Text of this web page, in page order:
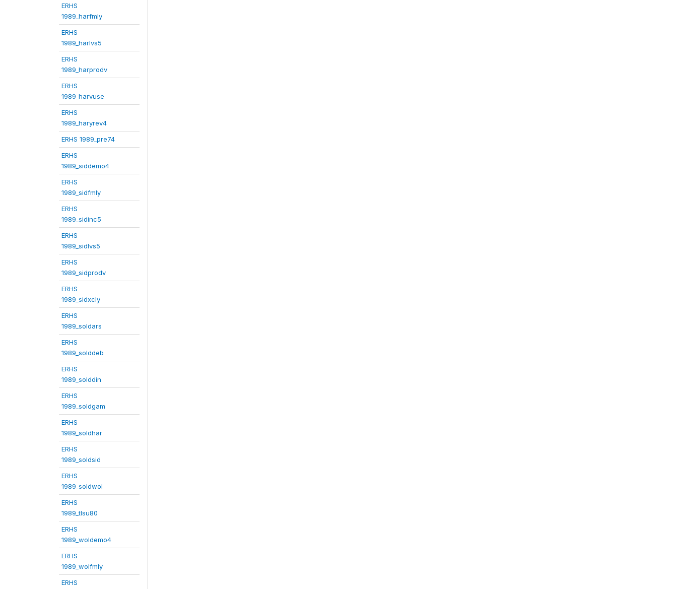
ERHS
1989_harfmly
ERHS
1989_harlvs5
ERHS
1989_harprodv
ERHS
1989_harvuse
ERHS
1989_haryrev4
ERHS 1989_pre74
ERHS
1989_siddemo4
ERHS
1989_sidfmly
ERHS
1989_sidinc5
ERHS
1989_sidlvs5
ERHS
1989_sidprodv
ERHS
1989_sidxcly
ERHS
1989_soldars
ERHS
1989_solddeb
ERHS
1989_solddin
ERHS
1989_soldgam
ERHS
1989_soldhar
ERHS
1989_soldsid
ERHS
1989_soldwol
ERHS
1989_tlsu80
ERHS
1989_woldemo4
ERHS
1989_wolfmly
ERHS